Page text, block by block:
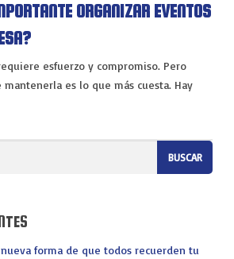
ORGANIZAR EVENTOS
esfuerzo y compromiso. Pero
mantenerla es lo que más cuesta. Hay
forma de que todos recuerden tu